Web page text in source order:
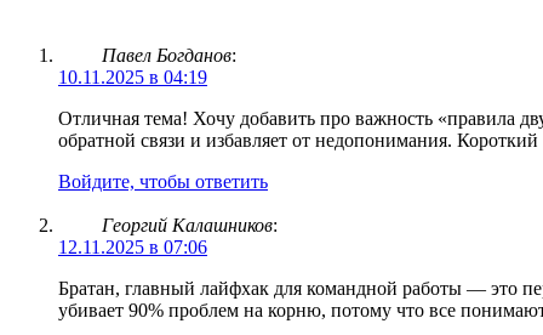
Павел Богданов:
10.11.2025 в 04:19
Отличная тема! Хочу добавить про важность «правила
обратной связи и избавляет от недопонимания.
Войдите, чтобы ответить
Георгий Калашников:
12.11.2025 в 07:06
Братан, главный лайфхак для командной работы — это
убивает 90% проблем на корню, потому что все